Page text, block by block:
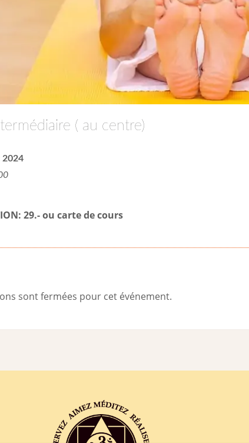
( au centre)
2024
29.- ou carte de cours
sont fermées pour cet événement.